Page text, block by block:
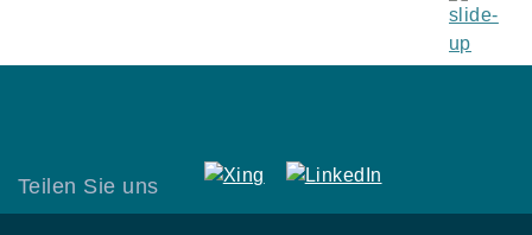
Teilen Sie uns